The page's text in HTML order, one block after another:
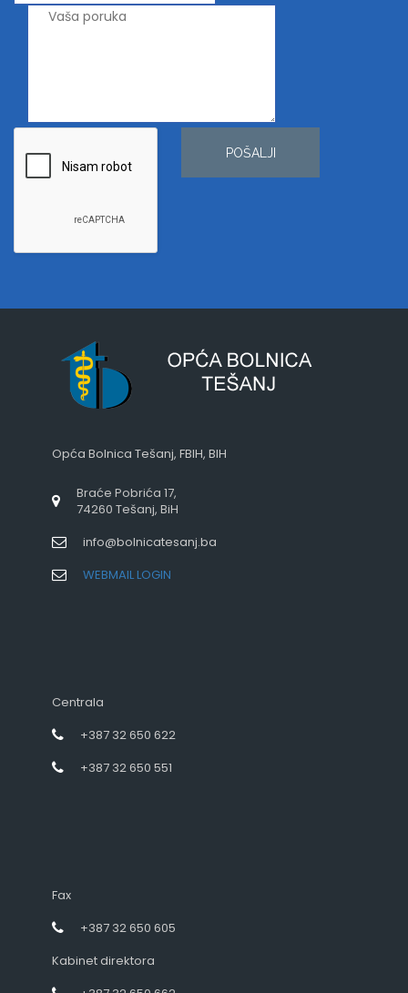
POŠALJI
Opća Bolnica Tešanj, FBIH, BIH
Braće Pobrića 17,
74260 Tešanj, BiH
info@bolnicatesanj.ba
WEBMAIL LOGIN
Centrala
+387 32 650 622
+387 32 650 551
Fax
+387 32 650 605
Kabinet direktora